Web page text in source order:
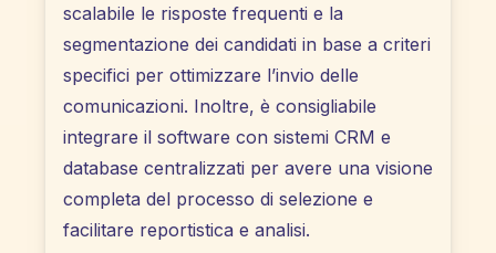
scalabile le risposte frequenti e la
segmentazione dei candidati in base a criteri
specifici per ottimizzare l’invio delle
comunicazioni. Inoltre, è consigliabile
integrare il software con sistemi CRM e
database centralizzati per avere una visione
completa del processo di selezione e
facilitare reportistica e analisi.